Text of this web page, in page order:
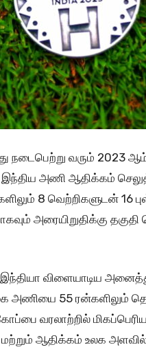
நடைபெற்று வரும் 2023
அணி ஆதிக்கம்
8 வெற்றிகளுடன் 16
அரையிறுதிக்கு தகுதி
விளையாடிய
அணியை 55 ரன்களிலும்
வரலாற்றில்
மற்றும் ஆதிக்கம் உலக அளவில்